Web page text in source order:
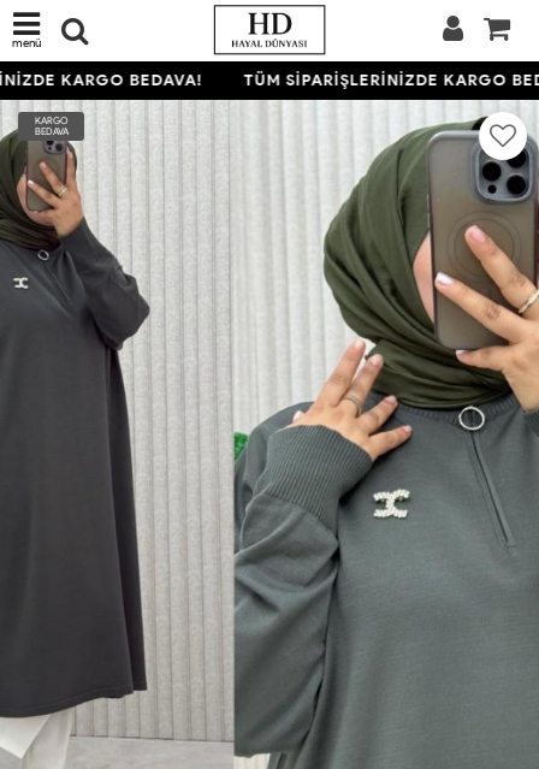
menü
KARGO BEDAVA! TÜM SİPARİŞLERİNİZDE KARGO
KARGO
BEDAVA